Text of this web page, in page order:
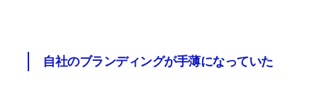
自社のブランディングが手薄になっていた